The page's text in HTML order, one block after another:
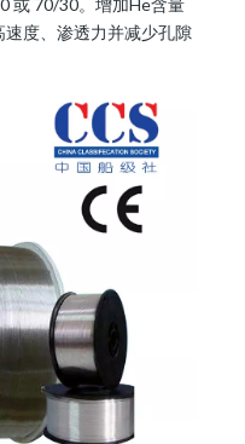
或 70/30。增加He含量
度、渗透力并减少孔隙